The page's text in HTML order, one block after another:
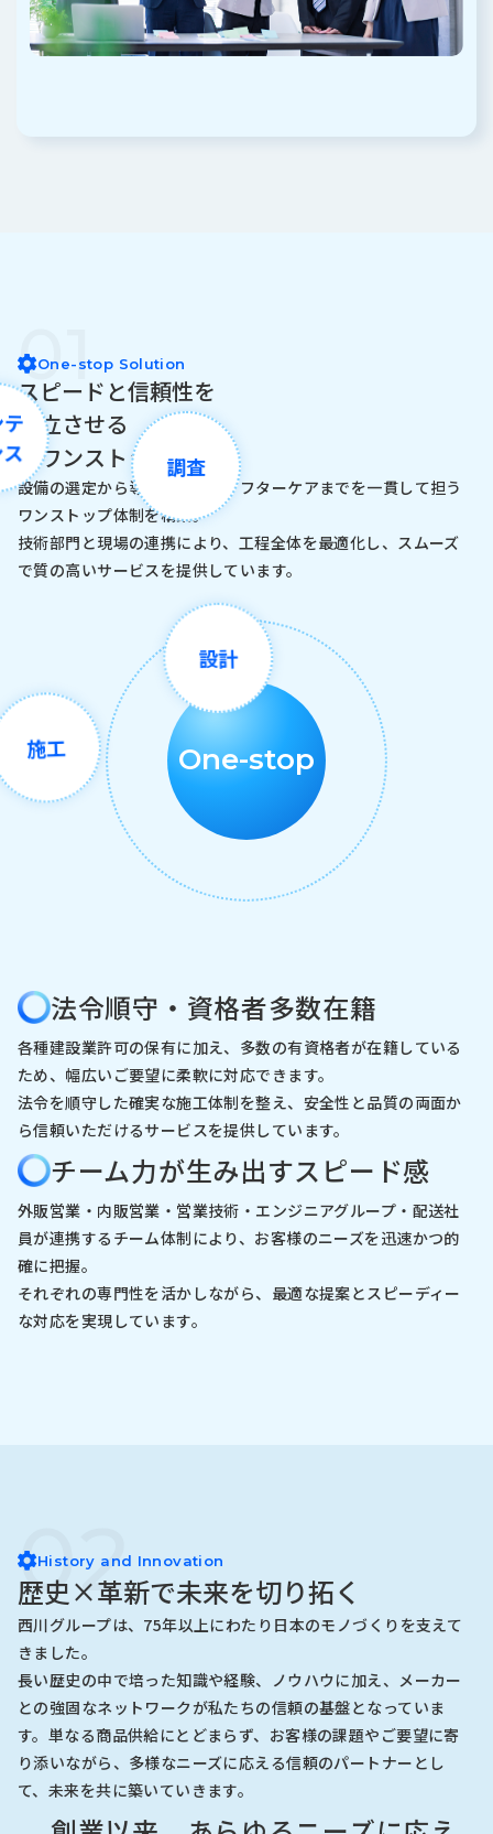
01
One-stop Solution
スピードと信頼性を
両立させる
「ワンストップ体制」
設備の選定から導入、施工、アフターケアまでを一貫して担う
ワンストップ体制を構築。
技術部門と現場の連携により、工程全体を最適化し、スムーズ
で質の高いサービスを提供しています。
One-stop
調査
設計
施工
テ
法令順守・資格者多数在籍
各種建設業許可の保有に加え、多数の有資格者が在籍している
ため、幅広いご要望に柔軟に対応できます。
法令を順守した確実な施工体制を整え、安全性と品質の両面か
ら信頼いただけるサービスを提供しています。
チーム力が生み出すスピード感
外販営業・内販営業・営業技術・エンジニアグループ・配送社
員が連携するチーム体制により、お客様のニーズを迅速かつ的
確に把握。
それぞれの専門性を活かしながら、最適な提案とスピーディー
な対応を実現しています。
02
History and Innovation
歴史×革新で未来を切り拓く
西川グループは、75年以上にわたり日本のモノづくりを支えて
きました。
長い歴史の中で培った知識や経験、ノウハウに加え、メーカー
との強固なネットワークが私たちの信頼の基盤となっていま
す。単なる商品供給にとどまらず、お客様の課題やご要望に寄
り添いながら、多様なニーズに応える信頼のパートナーとし
て、未来を共に築いていきます。